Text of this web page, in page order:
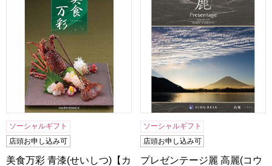
ソーシャルギフト
店頭お申し込み可
美食万彩 青漆(せいしつ)【カ
ソーシャルギフト
店頭お申し込み可
プレゼンテージ麗 高麗(コウ